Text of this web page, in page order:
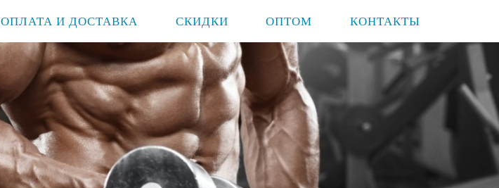
ОПЛАТА И ДОСТАВКА СКИДКИ ОПТОМ КОНТАКТЫ